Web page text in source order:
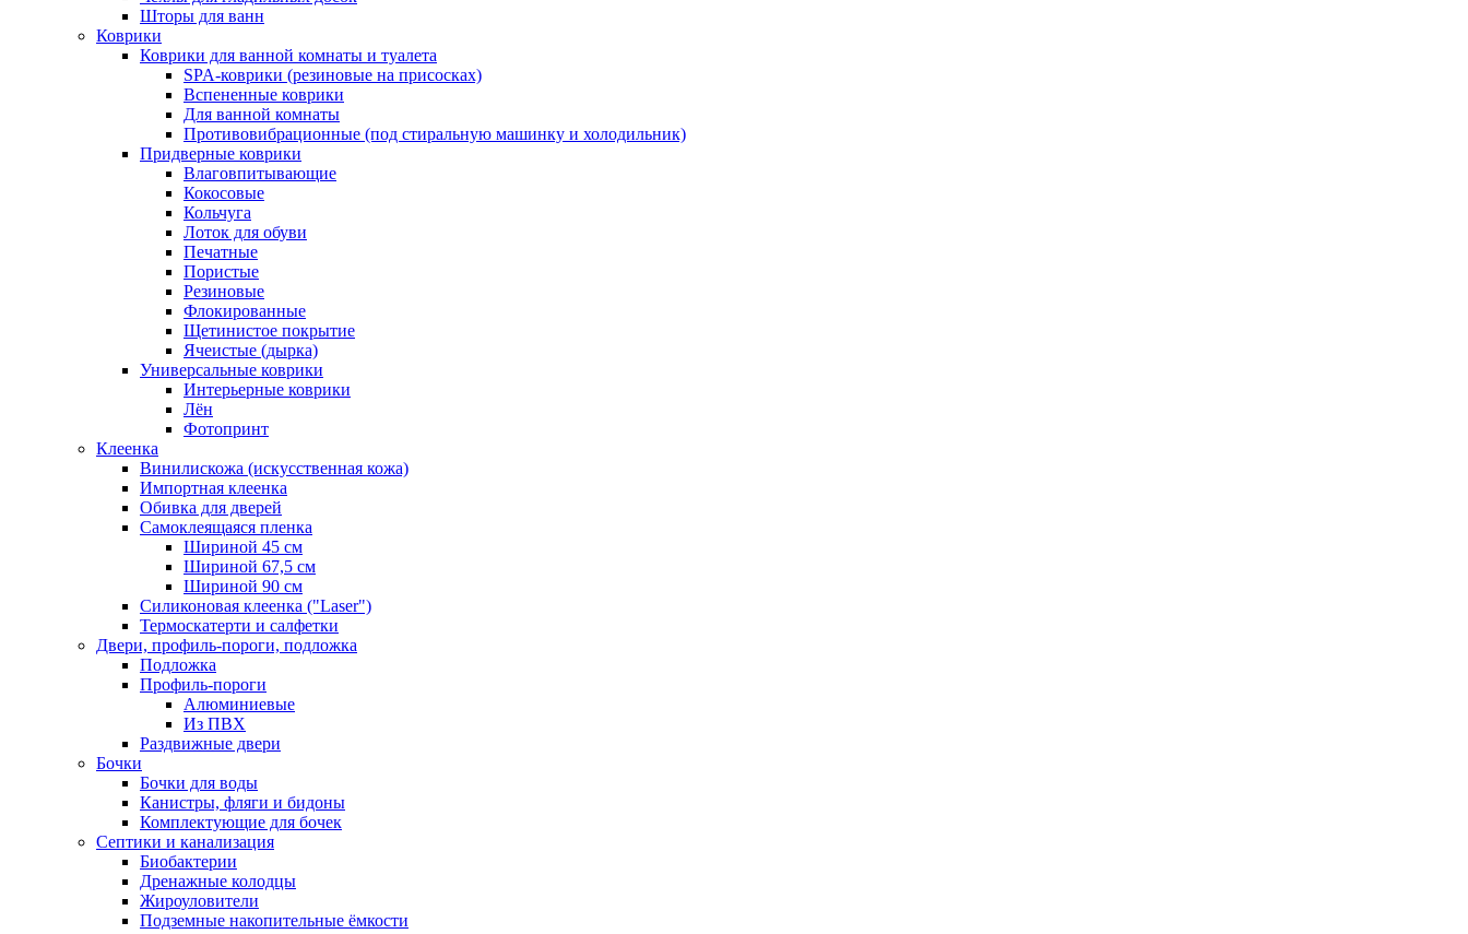
Шторы для ванн
Коврики
Коврики для ванной комнаты и туалета
SPA-коврики (резиновые на присосках)
Вспененные коврики
Для ванной комнаты
Противовибрационные (под стиральную машинку и холодильник)
Придверные коврики
Влаговпитывающие
Кокосовые
Кольчуга
Лоток для обуви
Печатные
Пористые
Резиновые
Флокированные
Щетинистое покрытие
Ячеистые (дырка)
Универсальные коврики
Интерьерные коврики
Лён
Фотопринт
Клеенка
Винилискожа (искусственная кожа)
Импортная клеенка
Обивка для дверей
Самоклеящаяся пленка
Шириной 45 см
Шириной 67,5 см
Шириной 90 см
Силиконовая клеенка ("Laser")
Термоскатерти и салфетки
Двери, профиль-пороги, подложка
Подложка
Профиль-пороги
Алюминиевые
Из ПВХ
Раздвижные двери
Бочки
Бочки для воды
Канистры, фляги и бидоны
Комплектующие для бочек
Септики и канализация
Биобактерии
Дренажные колодцы
Жироуловители
Подземные накопительные ёмкости